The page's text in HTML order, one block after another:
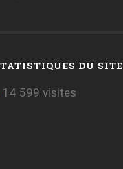
DU SITE
14 599 visites